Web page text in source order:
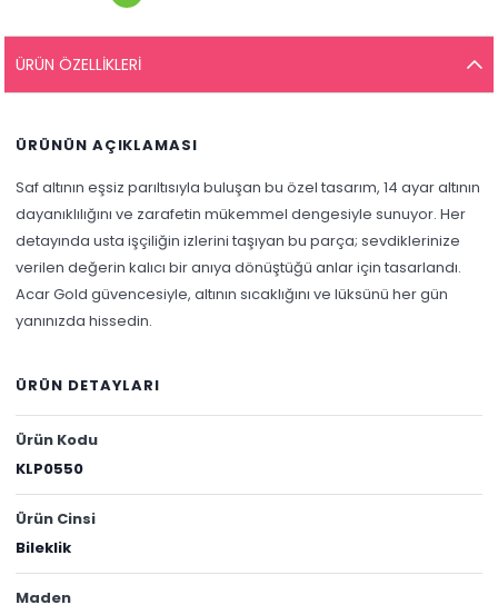
ÜRÜN ÖZELLIKLERI
ÜRÜNÜN AÇIKLAMASI
Saf altının eşsiz parıltısıyla buluşan bu özel tasarım, 14 ayar altının
dayanıklılığını ve zarafetin mükemmel dengesiyle sunuyor. Her
detayında usta işçiliğin izlerini taşıyan bu parça; sevdiklerinize
verilen değerin kalıcı bir anıya dönüştüğü anlar için tasarlandı.
Acar Gold güvencesiyle, altının sıcaklığını ve lüksünü her gün
yanınızda hissedin.
ÜRÜN DETAYLARI
Ürün Kodu
KLP0550
Ürün Cinsi
Bileklik
Maden